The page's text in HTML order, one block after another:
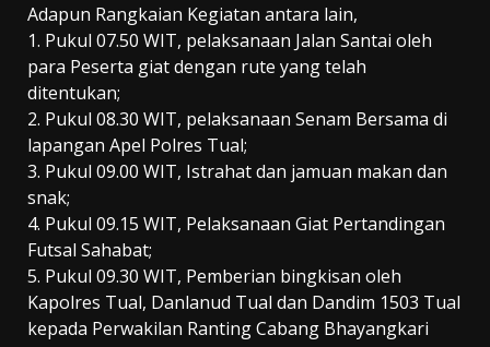
Adapun Rangkaian Kegiatan antara lain,
1. Pukul 07.50 WIT, pelaksanaan Jalan Santai oleh
para Peserta giat dengan rute yang telah
ditentukan;
2. Pukul 08.30 WIT, pelaksanaan Senam Bersama di
lapangan Apel Polres Tual;
3. Pukul 09.00 WIT, Istrahat dan jamuan makan dan
snak;
4. Pukul 09.15 WIT, Pelaksanaan Giat Pertandingan
Futsal Sahabat;
5. Pukul 09.30 WIT, Pemberian bingkisan oleh
Kapolres Tual, Danlanud Tual dan Dandim 1503 Tual
kepada Perwakilan Ranting Cabang Bhayangkari